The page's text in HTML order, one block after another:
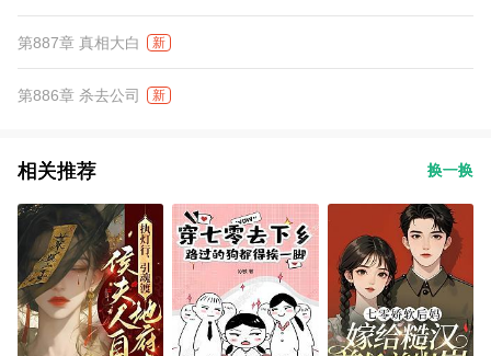
第887章 真相大白 新
第886章 杀去公司 新
相关推荐 换一换